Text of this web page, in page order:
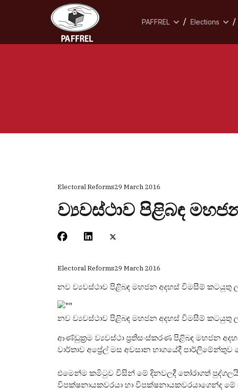
PAFFREL Elections
Electoral Reforms29 March 2016
ව්‍යවස්ථාව පිළිබඳ
Electoral Reforms29 March 2016
නව ව්‍යවස්ථාව පිළිබඳ මහජන අදහස් විමසීම් කටයුතු
නව ව්‍යවස්ථාව පිළිබඳ මහජන අදහස් විමසීම් කටයුතු
ආණ්ඩුක්‍රම ව්‍යවස්ථා ප්‍රතිසංස්කරණ පිළිබඳ මහජන
වාර්තාව අප්‍රේල් මස අවසාන භාගයේදී
එමෙන්ම කමිටුව විසින් මේ දිනවලදී තෝරාගත්
විපක්ෂනායකවරයා හා විපක්ෂනායකවරයාගෙන්ද